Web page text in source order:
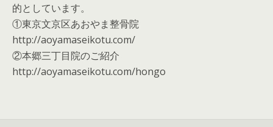
的としています。
①東京文京区あおやま整骨院
http://aoyamaseikotu.com/
②本郷三丁目院のご紹介
http://aoyamaseikotu.com/hongo